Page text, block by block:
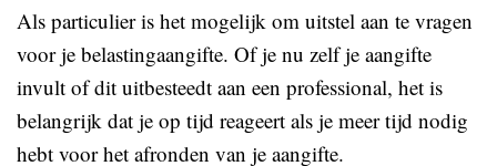
Als particulier is het mogelijk om uitstel aan te vragen
voor je belastingaangifte. Of je nu zelf je aangifte
invult of dit uitbesteedt aan een professional, het is
belangrijk dat je op tijd reageert als je meer tijd nodig
hebt voor het afronden van je aangifte.